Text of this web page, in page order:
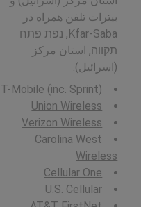
بیترات تلفن همراه در
Kfar-Saba, נפת פתח
תקווה, استان مرکز
(اسرائیل).
T-Mobile (inc. Sprint)
Union Wireless
Verizon Wireless
Carolina West
Wireless
Cellular One
U.S. Cellular